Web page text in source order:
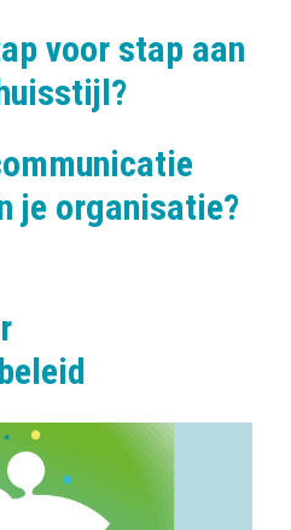
voor stap aan
je organisatie?